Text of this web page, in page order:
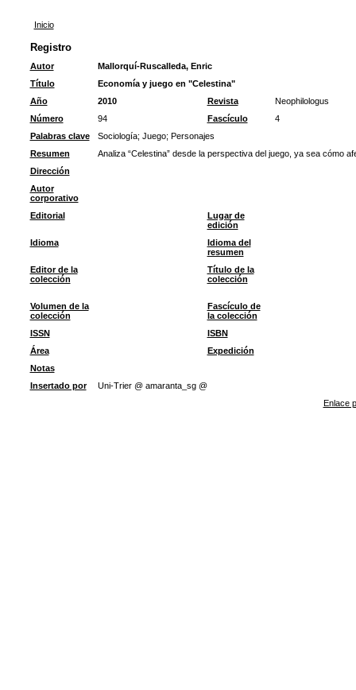
Inicio
Registro
Autor
Mallorquí-Ruscalleda, Enric
Título
Economía y juego en "Celestina"
Año
2010 Revista
Neophilologus
Número
94 Fascículo
4
Palabras clave
Sociología; Juego; Personajes
Resumen
Analiza “Celestina” desde la perspectiva del juego, ya sea cómo
Dirección
Autor
corporativo
Editorial
Lugar de
edición
Idioma
Idioma del
resumen
Editor de la
colección
Título de la
colección
Volumen de la
colección
Fascículo de
la colección
ISSN
ISBN
Área
Expedición
Notas
Insertado por
Uni-Trier @ amaranta_sg @
Enlace